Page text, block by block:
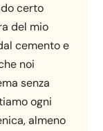
certo
del mio
cemento e
noi
senza
ogni
almeno